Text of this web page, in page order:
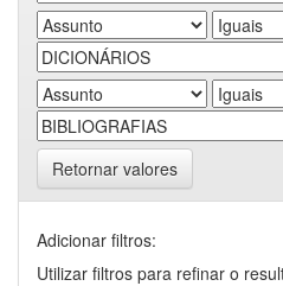
Retornar valores
Adicionar filtros:
Utilizar filtros para refinar o